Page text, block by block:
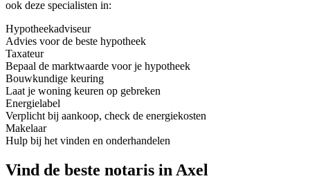
ook deze specialisten in:
Hypotheekadviseur
Advies voor de beste hypotheek
Taxateur
Bepaal de marktwaarde voor je hypotheek
Bouwkundige keuring
Laat je woning keuren op gebreken
Energielabel
Verplicht bij aankoop, check de energiekosten
Makelaar
Hulp bij het vinden en onderhandelen
Vind de beste notaris in Axel